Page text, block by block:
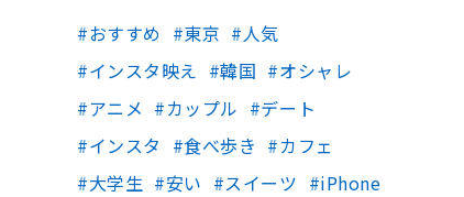
おすすめ 東京
人気
インスタ映え
韓国
オシャレ
アニメ
カップル
デート
インスタ
食べ歩き
カフェ
大学生
安い スイーツ
iPhone